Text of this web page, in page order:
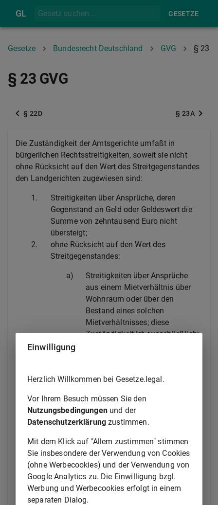
GL GESETZE
Gesetze Bundesrecht Deutschland GVG § 23
§ 23 GVG
§ 22D § 23A
Die Zuständigkeit der Amtsgerichte umfaßt in
bürgerlichen Rechtsstreitigkeiten, soweit sie nicht
ohne Rücksicht auf den Wert des Streitgegenstandes
den Landgerichten zugewiesen sind:
1.
Streitigkeiten über Ansprüche, deren
Gegenstand an Geld oder Geldeswert die
Summe von zehntausend Euro nicht
übersteigt;
2.
ohne Rücksicht auf den Wert des
Streitgegenstandes:
a)
Streitigkeiten über Ansprüche
aus einem Mietverhältnis über
Wohnraum oder über den
Bestand eines solchen
Mietverhältnisses; diese
Zuständigkeit ist ausschließlich;
b)
Auswanderungsexpedienten in
Wirtszechen, Fuhrlohn,
Überfahrtsgelder, Beförderung
der Reisenden und ihrer Habe
und über Verlust und
Beschädigung der letzteren,
sowie Streitigkeiten zwischen
Reisenden und Handwerkern, die
aus Anlaß der Reise entstanden
sind;
Einwilligung
Herzlich Willkommen bei Gesetze.legal.
Vor Ihrem Besuch müssen Sie den
Nutzungsbedingungenund der
Datenschutzerklärung zustimmen.
Mit dem Klick auf "Allem zustimmen" stimmen
Sie insbesondere der Verwendung von Cookies
(ohne Werbecookies) und der Verwendung von
Google Analytics zu. Die Einwilligung bzgl.
Werbung und Werbecookies erfolgt in einem
separaten Dialog.